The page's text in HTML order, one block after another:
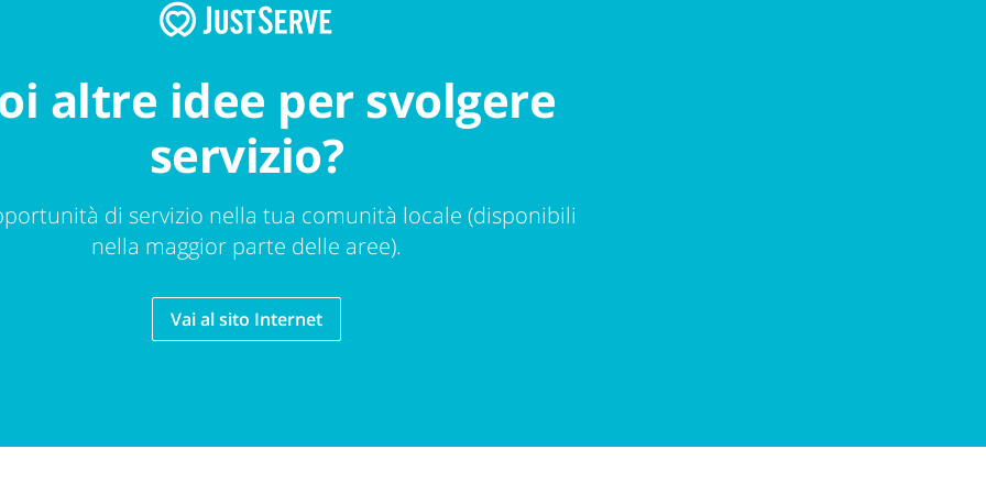
altre idee per svolgere
servizio?
di servizio nella tua comunità locale (disponibili
nella maggior parte delle aree).
Vai al sito Internet